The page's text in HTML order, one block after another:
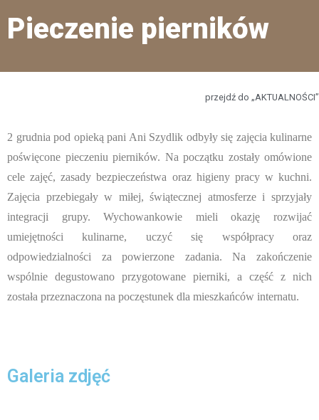
Pieczenie pierników
przejdź do „AKTUALNOŚCI”
2 grudnia pod opieką pani Ani Szydlik odbyły się zajęcia kulinarne
poświęcone pieczeniu pierników. Na początku zostały omówione
cele zajęć, zasady bezpieczeństwa oraz higieny pracy w kuchni.
Zajęcia przebiegały w miłej, świątecznej atmosferze i sprzyjały
integracji grupy. Wychowankowie mieli okazję rozwijać
umiejętności kulinarne, uczyć się współpracy oraz
odpowiedzialności za powierzone zadania. Na zakończenie
wspólnie degustowano przygotowane pierniki, a część z nich
została przeznaczona na poczęstunek dla mieszkańców internatu.
Galeria zdjęć